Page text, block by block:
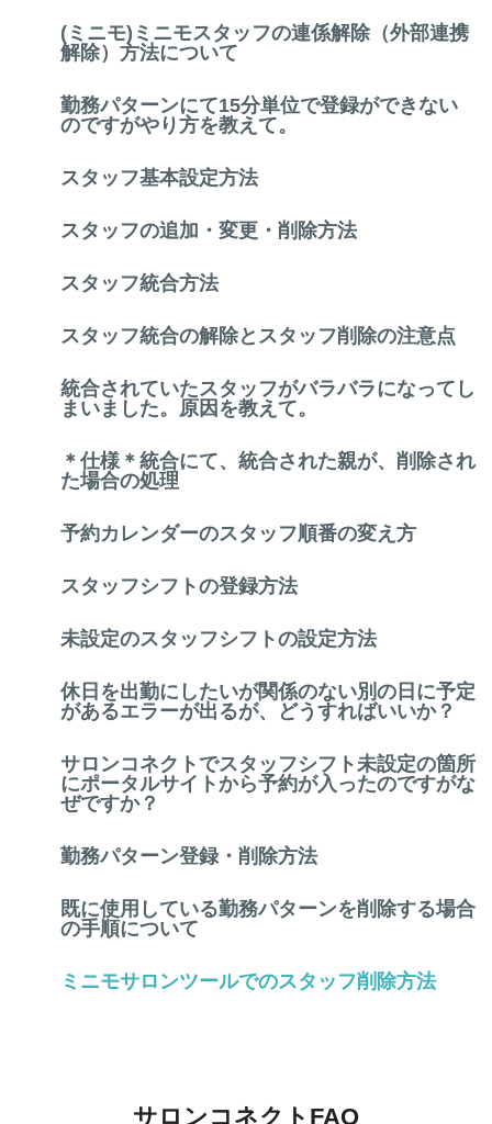
(ミニモ)ミニモスタッフの連係解除（外部連携
解除）方法について
勤務パターンにて15分単位で登録ができない
のですがやり方を教えて。
スタッフ基本設定方法
スタッフの追加・変更・削除方法
スタッフ統合方法
スタッフ統合の解除とスタッフ削除の注意点
統合されていたスタッフがバラバラになってし
まいました。原因を教えて。
＊仕様＊統合にて、統合された親が、削除され
た場合の処理
予約カレンダーのスタッフ順番の変え方
スタッフシフトの登録方法
未設定のスタッフシフトの設定方法
休日を出勤にしたいが関係のない別の日に予定
があるエラーが出るが、どうすればいいか？
サロンコネクトでスタッフシフト未設定の箇所
にポータルサイトから予約が入ったのですがな
ぜですか？
勤務パターン登録・削除方法
既に使用している勤務パターンを削除する場合
の手順について
ミニモサロンツールでのスタッフ削除方法
サロンコネクトFAQ